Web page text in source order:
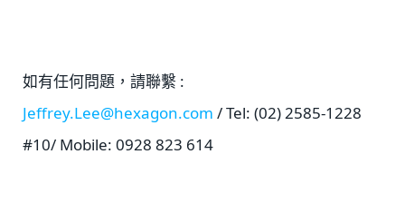
如有任何問題，請聯繫 :
Jeffrey.Lee@hexagon.com / Tel: (02) 2585-1228
#10/ Mobile: 0928 823 614